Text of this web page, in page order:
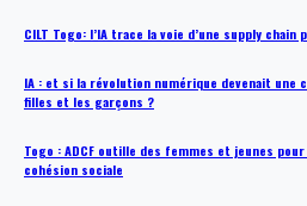
CILT Togo: l’IA trace la voie d’une supply
IA : et si la révolution numérique devenait une
filles et les garçons ?
Togo : ADCF outille des femmes et jeunes
cohésion sociale